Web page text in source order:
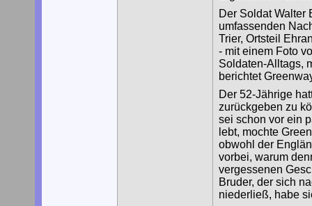
Der Soldat Walter
umfassenden
Trier, Ortsteil
- mit einem Foto
Soldaten-Alltags,
berichtet
Der 52-Jährige
zurückgeben zu
sei schon vor ein
lebt, mochte
obwohl der
vorbei, warum
vergessenen
Bruder, der sich
niederließ, habe